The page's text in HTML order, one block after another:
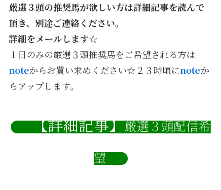
厳選３頭の推奨馬が欲しい方は詳細記事を読んで
頂き、別途ご連絡ください。
詳細をメールします☆
１日のみの厳選３頭推奨馬をご希望される方は
noteからお買い求めください☆２３時頃にnoteか
らアップします。
【詳細記事】厳選３頭配信希
望